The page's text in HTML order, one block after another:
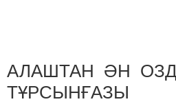
АЛАШТАН ӘН
ТҰРСЫНҒАЗЫ